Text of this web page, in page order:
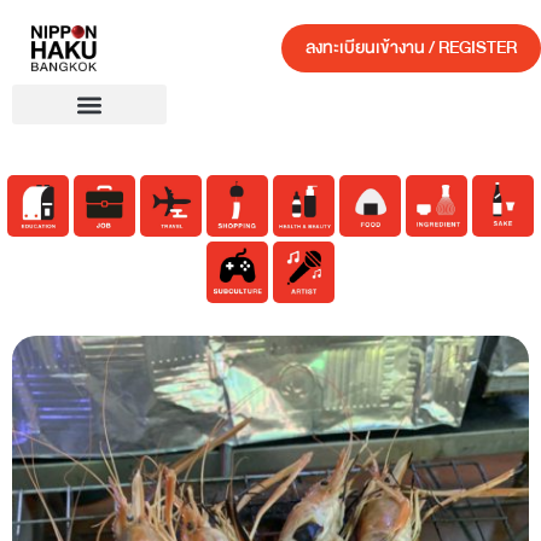
ลงทะเบียนเข้างาน / REGISTER